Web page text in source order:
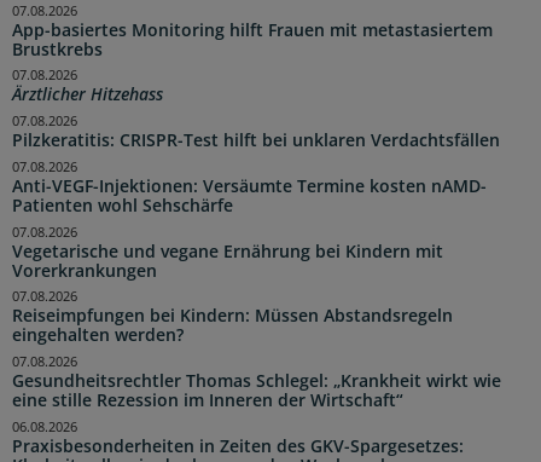
App-basiertes Monitoring hilft Frauen mit metastasiertem
Brustkrebs
07.08.2026
Ärztlicher Hitzehass
07.08.2026
Pilzkeratitis: CRISPR-Test hilft bei unklaren Verdachtsfällen
07.08.2026
Anti-VEGF-Injektionen: Versäumte Termine kosten nAMD-
Patienten wohl Sehschärfe
07.08.2026
Vegetarische und vegane Ernährung bei Kindern mit
Vorerkrankungen
07.08.2026
Reiseimpfungen bei Kindern: Müssen Abstandsregeln
eingehalten werden?
07.08.2026
Gesundheitsrechtler Thomas Schlegel: „Krankheit wirkt wie
eine stille Rezession im Inneren der Wirtschaft“
07.08.2026
Praxisbesonderheiten in Zeiten des GKV-Spargesetzes:
06.08.2026